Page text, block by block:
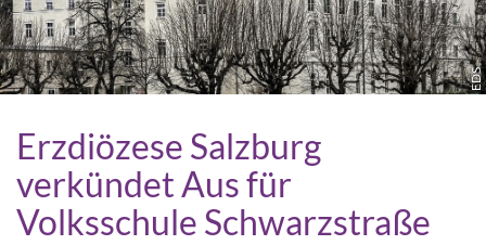
EDS
Erzdiözese Salzburg
verkündet Aus für
Volksschule Schwarzstraße